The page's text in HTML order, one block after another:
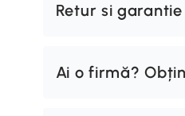
Retur si garantie
Ai o firmă?